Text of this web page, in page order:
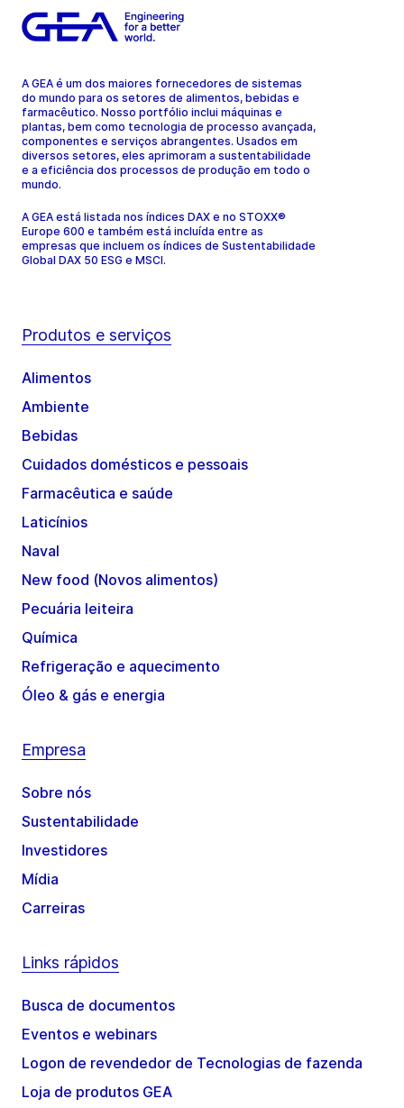
A GEA é um dos maiores fornecedores de sistemas
do mundo para os setores de alimentos, bebidas e
farmacêutico. Nosso portfólio inclui máquinas e
plantas, bem como tecnologia de processo avançada,
componentes e serviços abrangentes. Usados em
diversos setores, eles aprimoram a sustentabilidade
e a eficiência dos processos de produção em todo o
mundo.
A GEA está listada nos índices DAX e no STOXX®
Europe 600 e também está incluída entre as
empresas que incluem os índices de Sustentabilidade
Global DAX 50 ESG e MSCI.
Produtos e serviços
Alimentos
Ambiente
Bebidas
Cuidados domésticos e pessoais
Farmacêutica e saúde
Laticínios
Naval
New food (Novos alimentos)
Pecuária leiteira
Química
Refrigeração e aquecimento
Óleo & gás e energia
Empresa
Sobre nós
Sustentabilidade
Investidores
Mídia
Carreiras
Links rápidos
Busca de documentos
Eventos e webinars
Logon de revendedor de Tecnologias de fazenda
Loja de produtos GEA